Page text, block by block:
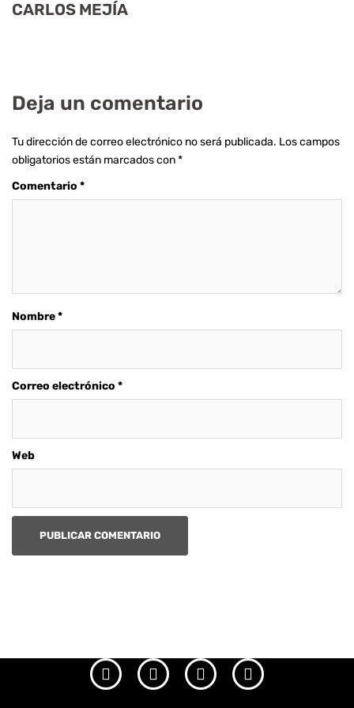
CARLOS MEJÍA
Deja un comentario
Tu dirección de correo electrónico no será publicada. Los campos
obligatorios están marcados con*
Comentario *
Nombre*
Correo electrónico *
Web